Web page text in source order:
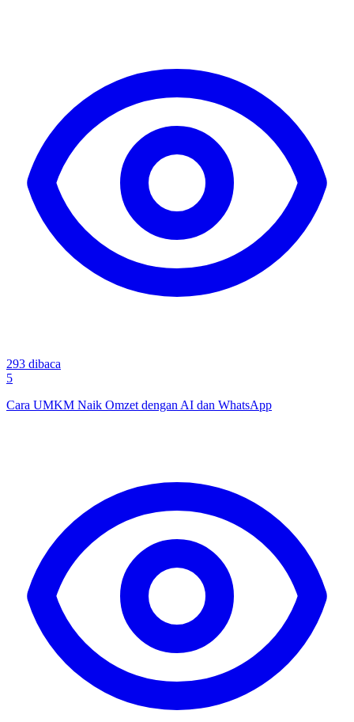
293 dibaca
5
Cara UMKM Naik Omzet dengan AI dan WhatsApp